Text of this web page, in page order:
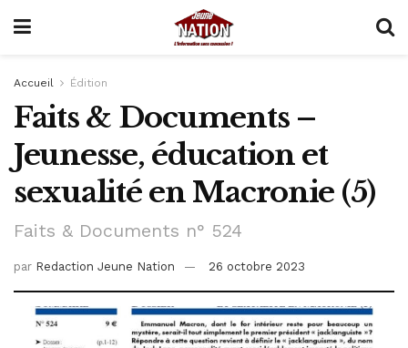
Accueil Édition
Faits & Documents –
Jeunesse, éducation et
sexualité en Macronie (5)
Faits & Documents n° 524
par Redaction Jeune Nation 26 octobre 2023